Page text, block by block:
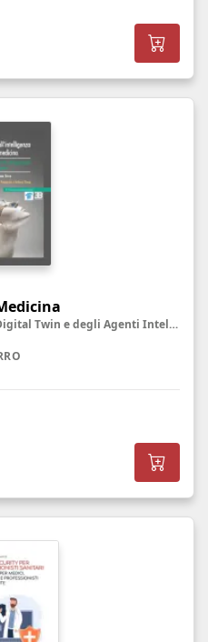
La Rivoluzione degli LLM, dei Digital Twin e degli Agenti Intelligenti